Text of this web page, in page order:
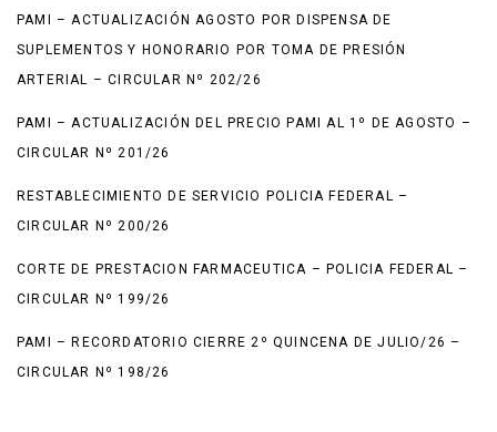
PAMI – ACTUALIZACIÓN AGOSTO POR DISPENSA DE
SUPLEMENTOS Y HONORARIO POR TOMA DE PRESIÓN
ARTERIAL – CIRCULAR Nº 202/26
PAMI – ACTUALIZACIÓN DEL PRECIO PAMI AL 1º DE AGOSTO –
CIRCULAR Nº 201/26
RESTABLECIMIENTO DE SERVICIO POLICIA FEDERAL –
CIRCULAR Nº 200/26
CORTE DE PRESTACION FARMACEUTICA – POLICIA FEDERAL –
CIRCULAR Nº 199/26
PAMI – RECORDATORIO CIERRE 2º QUINCENA DE JULIO/26 –
CIRCULAR Nº 198/26